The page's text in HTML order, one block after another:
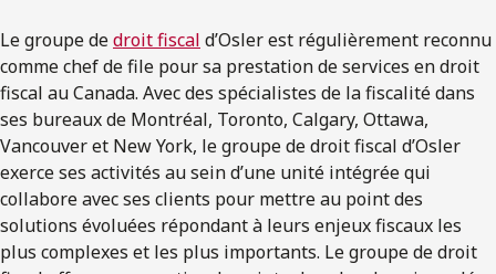
Le groupe dedroit fiscal d’Osler est régulièrement reconnu
comme chef de file pour sa prestation de services en droit
fiscal au Canada. Avec des spécialistes de la fiscalité dans
ses bureaux de Montréal, Toronto, Calgary, Ottawa,
Vancouver et New York, le groupe de droit fiscal d’Osler
exerce ses activités au sein d’une unité intégrée qui
collabore avec ses clients pour mettre au point des
solutions évoluées répondant à leurs enjeux fiscaux les
plus complexes et les plus importants. Le groupe de droit